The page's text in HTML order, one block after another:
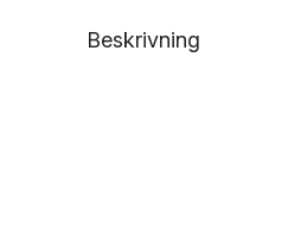
Beskrivning